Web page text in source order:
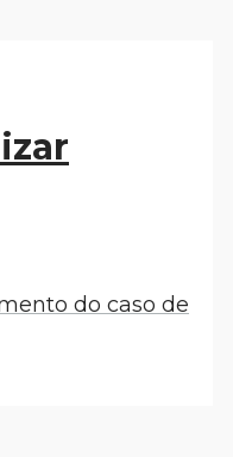
do caso de